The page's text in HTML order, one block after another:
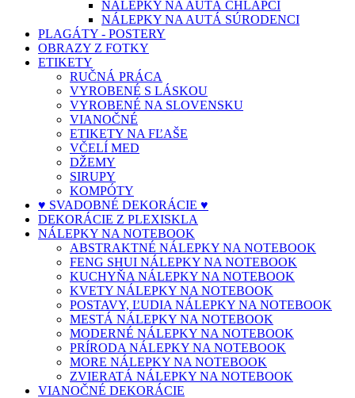
NÁLEPKY NA AUTÁ CHLAPCI
NÁLEPKY NA AUTÁ SÚRODENCI
PLAGÁTY - POSTERY
OBRAZY Z FOTKY
ETIKETY
RUČNÁ PRÁCA
VYROBENÉ S LÁSKOU
VYROBENÉ NA SLOVENSKU
VIANOČNÉ
ETIKETY NA FĽAŠE
VČELÍ MED
DŽEMY
SIRUPY
KOMPÓTY
♥ SVADOBNÉ DEKORÁCIE ♥
DEKORÁCIE Z PLEXISKLA
NÁLEPKY NA NOTEBOOK
ABSTRAKTNÉ NÁLEPKY NA NOTEBOOK
FENG SHUI NÁLEPKY NA NOTEBOOK
KUCHYŇA NÁLEPKY NA NOTEBOOK
KVETY NÁLEPKY NA NOTEBOOK
POSTAVY, ĽUDIA NÁLEPKY NA NOTEBOOK
MESTÁ NÁLEPKY NA NOTEBOOK
MODERNÉ NÁLEPKY NA NOTEBOOK
PRÍRODA NÁLEPKY NA NOTEBOOK
MORE NÁLEPKY NA NOTEBOOK
ZVIERATÁ NÁLEPKY NA NOTEBOOK
VIANOČNÉ DEKORÁCIE